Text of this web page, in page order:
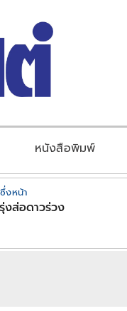
หนังสือพิมพ์
งหน้า
งส่อดาวร่วง